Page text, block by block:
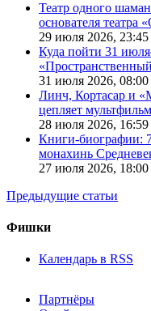
Театр одного
основателя театра
29 июля 2026, 23:45
Куда пойти 31
31 июля 2026, 08:00
Линч, Кортасар и
цепляет
28 июля 2026, 16:59
Книги-биографии:
монахинь
27 июля 2026, 18:00
Предыдущие статьи
Фишки
Календарь в RSS
Партнёры